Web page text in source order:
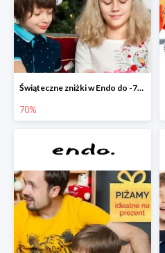
Świąteczne zniżki w Endo do -70%
70%